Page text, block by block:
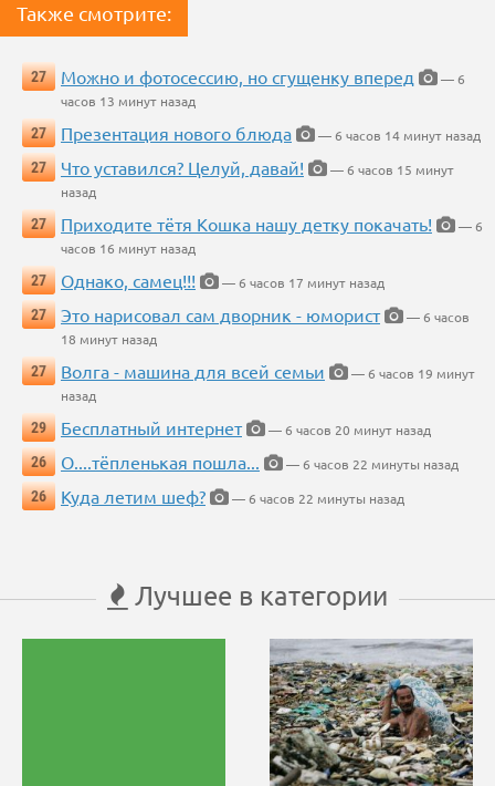
Также смотрите:
27 Можно и фотосессию, но сгущенку вперед
— 6
часов 13 минут назад
27
Презентация нового блюда
— 6 часов 14 минут назад
27
Что уставился? Целуй, давай!
— 6 часов 15 минут
назад
27
Приходите тётя Кошка нашу детку покачать!
— 6
часов 16 минут назад
27
Однако, самец!!!
— 6 часов 17 минут назад
27
Это нарисовал сам дворник - юморист
— 6 часов
18 минут назад
27
Волга - машина для всей семьи
— 6 часов 19 минут
назад
29
Бесплатный интернет
— 6 часов 20 минут назад
26
О....тёпленькая пошла...
— 6 часов 22 минуты назад
26
Куда летим шеф? — 6 часов 22 минуты назад
Лучшее в категории